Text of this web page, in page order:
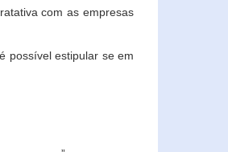
com as empresas
possível estipular se em